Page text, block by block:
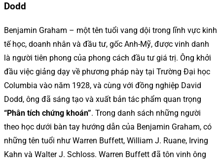
Dodd
Benjamin Graham – một tên tuổi vang dội trong lĩnh vực kinh
tế học, doanh nhân và đầu tư, gốc Anh-Mỹ, được vinh danh
là người tiên phong của phong cách đầu tư giá trị. Ông khởi
đầu việc giảng dạy về phương pháp này tại Trường Đại học
Columbia vào năm 1928, và cùng với đồng nghiệp David
Dodd, ông đã sáng tạo và xuất bản tác phẩm quan trọng
“Phân tích chứng khoán”. Trong danh sách những người
theo học dưới bàn tay hướng dẫn của Benjamin Graham, có
những tên tuổi như Warren Buffett, William J. Ruane, Irving
Kahn và Walter J. Schloss. Warren Buffett đã tôn vinh ông